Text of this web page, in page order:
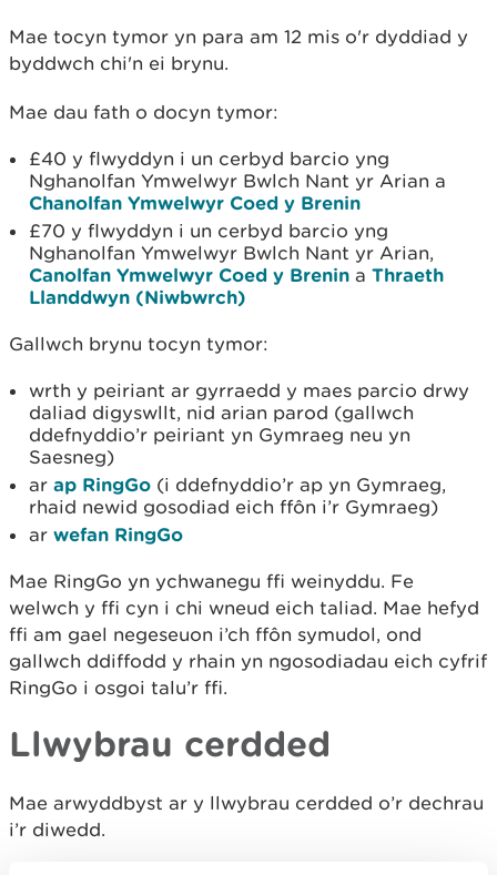
Mae tocyn tymor yn para am 12 mis o'r dyddiad y
byddwch chi'n ei brynu.
Mae dau fath o docyn tymor:
£40 y flwyddyn i un cerbyd barcio yng
Nghanolfan Ymwelwyr Bwlch Nant yr Arian a
Chanolfan Ymwelwyr Coed y Brenin
£70 y flwyddyn i un cerbyd barcio yng
Nghanolfan Ymwelwyr Bwlch Nant yr Arian,
Canolfan Ymwelwyr Coed y Brenin a Thraeth
Llanddwyn (Niwbwrch)
Gallwch brynu tocyn tymor:
wrth y peiriant ar gyrraedd y maes parcio drwy
daliad digyswllt, nid arian parod (gallwch
ddefnyddio’r peiriant yn Gymraeg neu yn
Saesneg)
ar ap RingGo (i ddefnyddio’r ap yn Gymraeg,
rhaid newid gosodiad eich ffôn i’r Gymraeg)
ar wefan RingGo
Mae RingGo yn ychwanegu ffi weinyddu. Fe
welwch y ffi cyn i chi wneud eich taliad. Mae hefyd
ffi am gael negeseuon i’ch ffôn symudol, ond
gallwch ddiffodd y rhain yn ngosodiadau eich cyfrif
RingGo i osgoi talu’r ffi.
Llwybrau cerdded
Mae arwyddbyst ar y llwybrau cerdded o’r dechrau
i’r diwedd.